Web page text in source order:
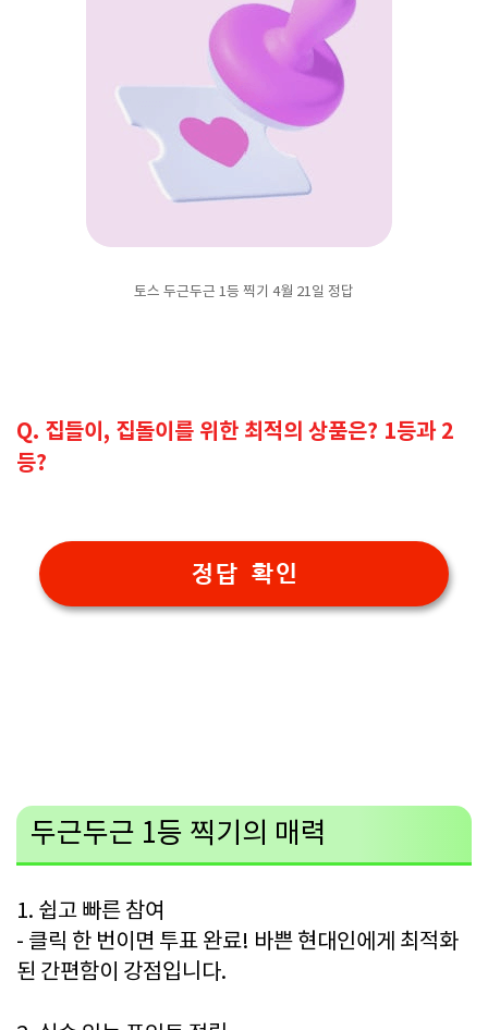
토스 두근두근 1등 찍기 4월 21일 정답
Q. 집들이, 집돌이를 위한 최적의 상품은? 1등과 2
등?
정답 확인
두근두근 1등 찍기의 매력
1. 쉽고 빠른 참여
- 클릭 한 번이면 투표 완료! 바쁜 현대인에게 최적화
된 간편함이 강점입니다.